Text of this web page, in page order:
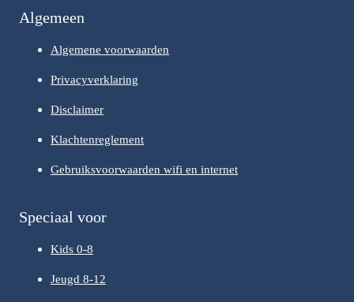
Algemeen
Algemene voorwaarden
Privacyverklaring
Disclaimer
Klachtenreglement
Gebruiksvoorwaarden wifi en internet
Speciaal voor
Kids 0-8
Jeugd 8-12